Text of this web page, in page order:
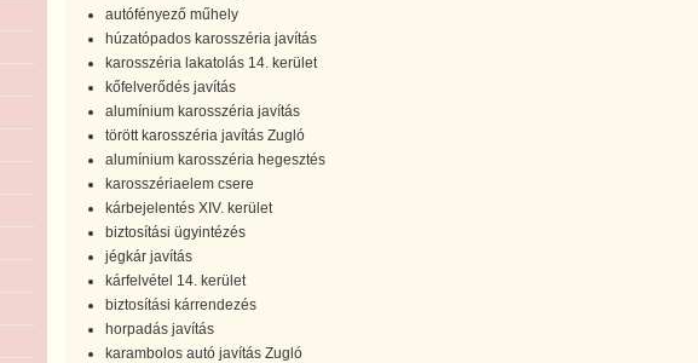
autófényező műhely
húzatópados karosszéria javítás
karosszéria lakatolás 14. kerület
kőfelverődés javítás
alumínium karosszéria javítás
törött karosszéria javítás Zugló
alumínium karosszéria hegesztés
karosszériaelem csere
kárbejelentés XIV. kerület
biztosítási ügyintézés
jégkár javítás
kárfelvétel 14. kerület
biztosítási kárrendezés
horpadás javítás
karambolos autó javítás Zugló